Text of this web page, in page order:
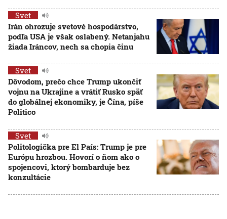
Svet
Irán ohrozuje svetové hospodárstvo,
podľa USA je však oslabený. Netanjahu
žiada Iráncov, nech sa chopia činu
Svet
Dôvodom, prečo chce Trump ukončiť
vojnu na Ukrajine a vrátiť Rusko späť
do globálnej ekonomiky, je Čína, píše
Politico
Svet
Politologička pre El País: Trump je pre
Európu hrozbou. Hovorí o ňom ako o
spojencovi, ktorý bombarduje bez
konzultácie